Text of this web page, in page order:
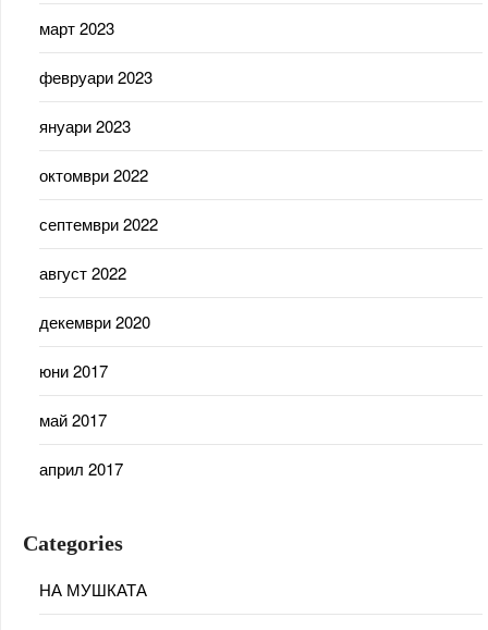
март 2023
февруари 2023
януари 2023
октомври 2022
септември 2022
август 2022
декември 2020
юни 2017
май 2017
април 2017
Categories
НА МУШКАТА